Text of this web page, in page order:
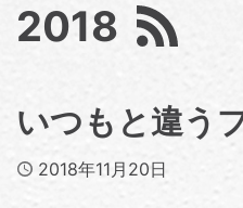
2018
いつもと違う
Published
2018年11月20日